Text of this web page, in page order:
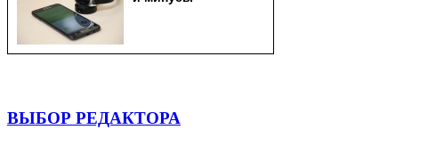
ВЫБОР РЕДАКТОРА